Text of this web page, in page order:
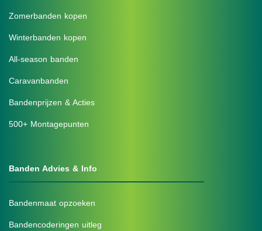
Zomerbanden kopen
Winterbanden kopen
All-season banden
Caravanbanden
Bandenprijzen & Acties
500+ Montagepunten
Banden Advies & Info
Bandenmaat opzoeken
Bandencoderingen uitleg